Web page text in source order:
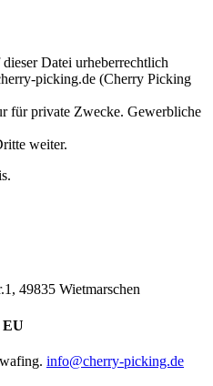
Datei urheberrechtlich
picking.de (Cherry Picking
für private Zwecke. Gewerbliche
weiter.
49835 Wietmarschen
EU
info@cherry-picking.de